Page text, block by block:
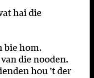
hai die
bie hom.
die nooden.
hou 't der